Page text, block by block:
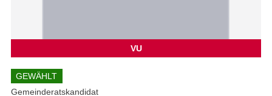
VU
GEWÄHLT
Gemeinderatskandidat